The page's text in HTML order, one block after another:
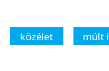
közélet múlt